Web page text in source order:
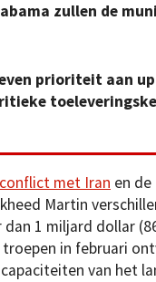
zullen de
prioriteit aan
met Iran en
Martin
1 miljard dollar
in februari
van het